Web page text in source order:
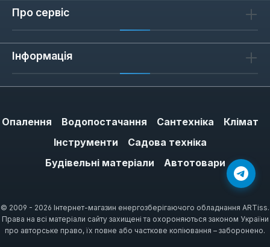
Про сервіс
Інформація
Опалення Водопостачання Сантехніка
Клімат
Інструменти
Садова техніка
Будівельні матеріали
Автотовари
© 2009 - 2026 Інтернет-магазин енергозберігаючого обладнання ARTiss.
Права на всі матеріали сайту захищені та охороняються законом України
про авторське право, їх повне або часткове копіювання – заборонено.